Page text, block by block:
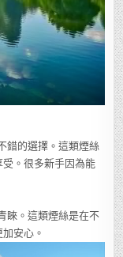
錯的選擇。這類煙絲
。很多新手因為能
睞。這類煙絲是在不
安心。